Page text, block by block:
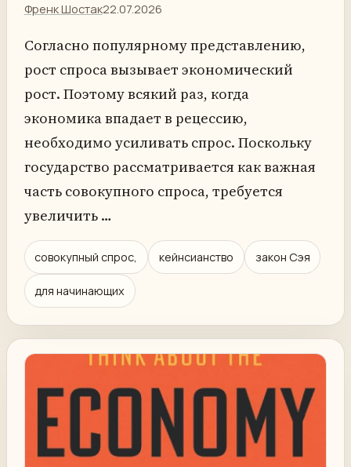
Френк Шостак22.07.2026
Согласно популярному представлению,
рост спроса вызывает экономический
рост. Поэтому всякий раз, когда
экономика впадает в рецессию,
необходимо усиливать спрос. Поскольку
государство рассматривается как важная
часть совокупного спроса, требуется
увеличить …
совокупный спрос, кейнсианство закон Сэя
для начинающих